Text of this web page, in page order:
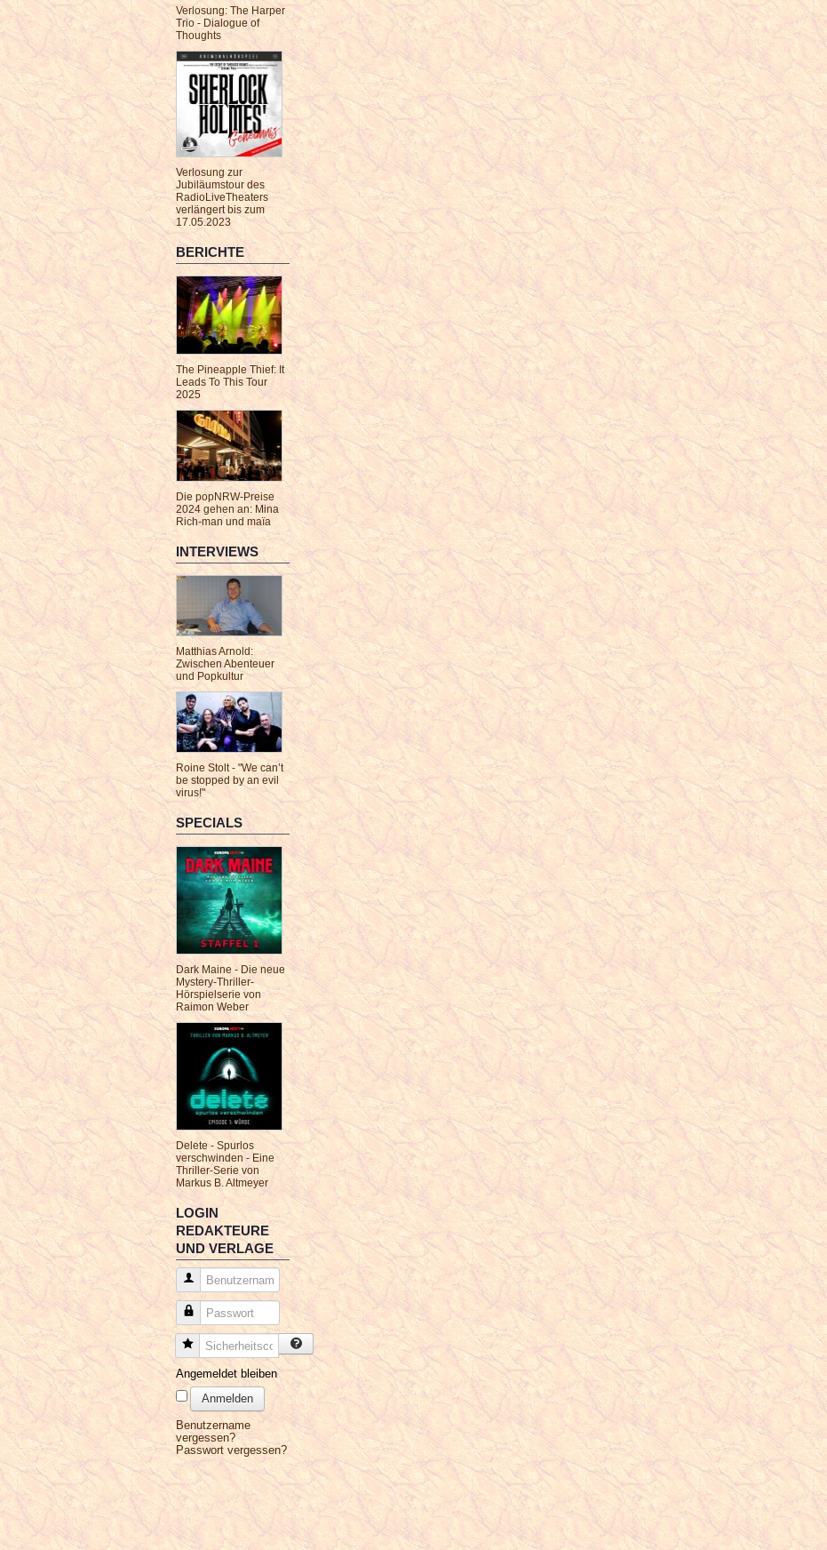
Verlosung: The Harper
Trio - Dialogue of
Thoughts
Verlosung zur
Jubiläumstour des
RadioLiveTheaters
verlängert bis zum
17.05.2023
BERICHTE
The Pineapple Thief: It
Leads To This Tour
2025
Die popNRW-Preise
2024 gehen an: Mina
Rich-man und maïa
INTERVIEWS
Matthias Arnold:
Zwischen Abenteuer
und Popkultur
Roine Stolt - "We can’t
be stopped by an evil
virus!"
SPECIALS
Dark Maine - Die neue
Mystery-Thriller-
Hörspielserie von
Raimon Weber
Delete - Spurlos
verschwinden - Eine
Thriller-Serie von
Markus B. Altmeyer
LOGIN
REDAKTEURE
UND VERLAGE
Benutzername
Passwort
Sicherheitscode
Angemeldet bleiben
Anmelden
Benutzername
vergessen?
Passwort vergessen?